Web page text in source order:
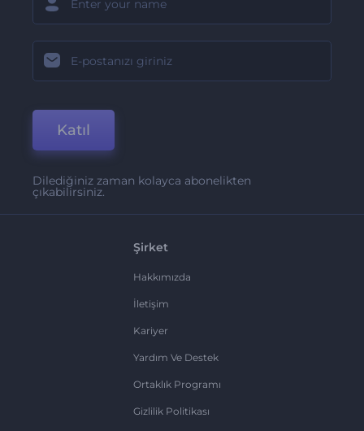
Katıl
Dilediğiniz zaman kolayca abonelikten
çıkabilirsiniz.
Şirket
Hakkımızda
İletişim
Kariyer
Yardım Ve Destek
Ortaklık Programı
Gizlilik Politikası